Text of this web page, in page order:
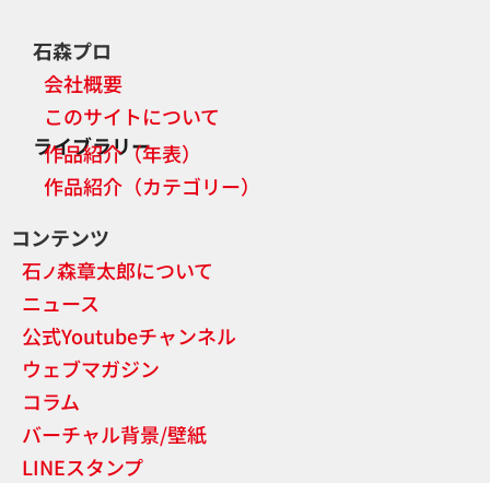
石森プロ
会社概要
このサイトについて
ライブラリー
作品紹介（年表）
作品紹介（カテゴリー）
コンテンツ
石ノ森章太郎について
ニュース
公式Youtubeチャンネル
ウェブマガジン
コラム
バーチャル背景/壁紙
LINEスタンプ